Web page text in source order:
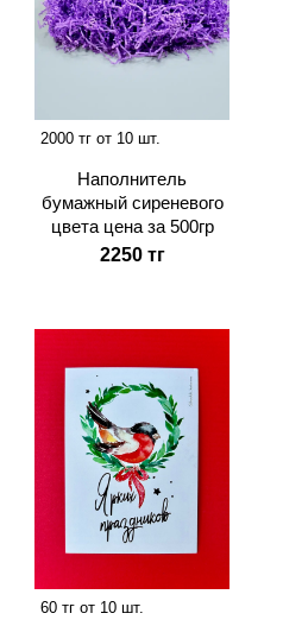
2000 тг от 10 шт.
Наполнитель
бумажный сиреневого
цвета цена за 500гр
2250 тг
60 тг от 10 шт.